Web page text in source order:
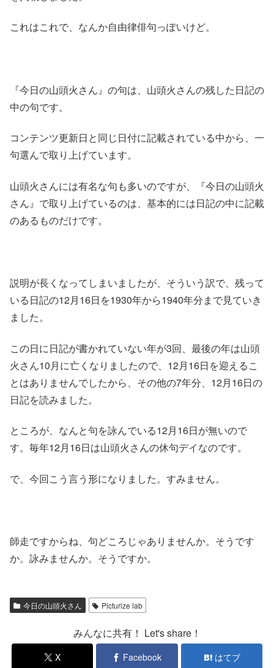
これはこれで、なんか自由律俳句っぽいけど。
『今日の山頭火さん』の句は、山頭火さんの残した日記の
中の句です。
コンテンツ更新日と同じ日付に記載されている中から、一
句選んで取り上げています。
山頭火さんには有名な句も多いのですが、『今日の山頭火
さん』で取り上げているのは、基本的には日記の中に記載
のあるものだけです。
説明が長くなってしまいましたが、そういう訳で、残って
いる日記の12月16日を1930年から1940年分まで見ていき
ました。
この日に日記が書かれていない年が3回、最後の年は山頭
火さん10月に亡くなりましたので、12月16日を迎えるこ
とはありませんでしたから、その他の7年分、12月16日の
日記を読みました。
ところが、なんと句を詠んでいる12月16日が無いので
す。毎年12月16日は山頭火さんの休句デイなのです。
で、今回こう言う形になりました。すみません。
師走ですからね、句どころじゃありませんか。そうです
か。詠みませんか。そうですか。
今日の山頭火さん Picturize lab
みんなに共有！ Let's share！
X Facebook はてブ